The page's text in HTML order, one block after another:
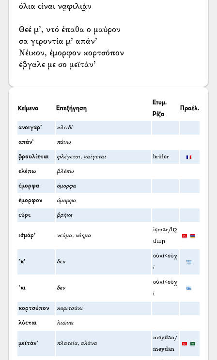
όλια είναι να̤φιλι͜άν
Θεέ μ’, ντό έπαθα ο μαύρον
σα γεροντία μ’ απάν’
Νέικον, έμορφον κορτσόπον
έβγαλε με σο μεϊτάν’
Κείμενο Επεξήγηση
Ετυμ.
Ρίζα
Προέλ.
ανοιγάρ’ κλειδί
απάν’ πάνω
βρουλίεται φλέγεται, καίγεται brûler
ελέπω βλέπω
έμορφα όμορφα
έμορφον όμορφο
εύρε βρήκε
ισ̌μάρ’ νεύμα, νόημα
işmar/նշ
մար
’κ’ δεν
οὐκί<οὐχ
ί
’κι δεν
οὐκί<οὐχ
ί
κορτσόπον κοριτσάκι
λύεται λιώνει
μεϊτάν’ πλατεία, αλάνα
meydan/
meydān